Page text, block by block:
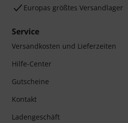
Europas größtes Versandlager
Service
Versandkosten und Lieferzeiten
Hilfe-Center
Gutscheine
Kontakt
Ladengeschäft